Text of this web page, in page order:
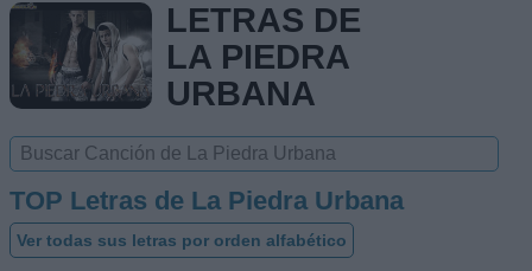
LETRAS DE
LA PIEDRA
URBANA
TOP Letras de La Piedra Urbana
Ver todas sus letras por orden alfabético